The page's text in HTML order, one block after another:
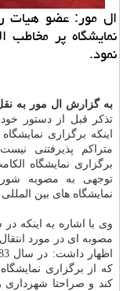
ال مور: عضو هیات
نمایشگاه پر مخاطب
نمود.
به گزارش ال مور به نقل
تذكر قبل از دستور
اینكه برگزاری
متراكم پذیرفتنی
برگزاری نمایشگاه
توجهی به مصوبه
نمایشگاه های بین
مصوبه ای در مورد
كه از برگزاری
كند و صراحتا شهرداری